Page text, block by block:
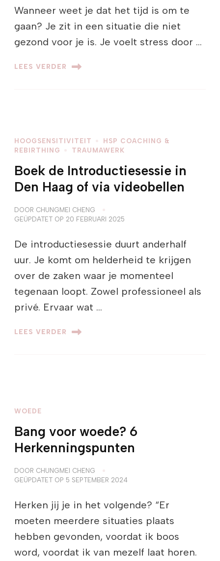
Wanneer weet je dat het tijd is om te
gaan? Je zit in een situatie die niet
gezond voor je is. Je voelt stress door …
LEES VERDER
HOOGSENSITIVITEIT
HSP COACHING &
REBIRTHING
TRAUMAWERK
Boek de Introductiesessie in
Den Haag of via videobellen
DOOR CHUNGMEI CHENG
GEÜPDATET OP 20 FEBRUARI 2025
De introductiesessie duurt anderhalf
uur. Je komt om helderheid te krijgen
over de zaken waar je momenteel
tegenaan loopt. Zowel professioneel als
privé. Ervaar wat …
LEES VERDER
WOEDE
Bang voor woede? 6
Herkenningspunten
DOOR CHUNGMEI CHENG
GEÜPDATET OP 5 SEPTEMBER 2024
Herken jij je in het volgende? “Er
moeten meerdere situaties plaats
hebben gevonden, voordat ik boos
word, voordat ik van mezelf laat horen.